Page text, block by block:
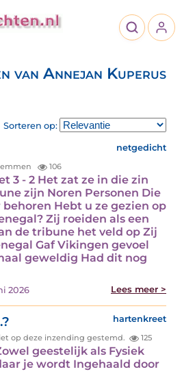
van Annejan Kuperus
Sorteren op:
netgedicht
106
3 - 2 Het zat ze in die zin
zijn Noren Personen Die
Hebt u ze gezien op
Zij roeiden als een
de tribune het veld op Zij
Gaf Vikingen gevoel
geweldig Had dit nog
2026 Lees meer >
hartenkreet
op deze inzending gestemd. 125
geestelijk als Fysiek
je wordt Ingehaald door